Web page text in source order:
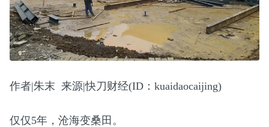
作者|朱末 来源|快刀财经(ID：kuaidaocaijing)
仅仅5年，沧海变桑田。